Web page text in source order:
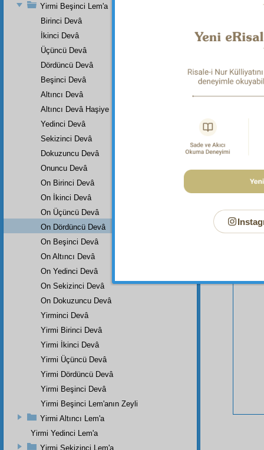
et"
Bu
Yirmi Beşinci Lem'a
Birinci Devâ
İkinci Devâ
Üçüncü Devâ
Dördüncü Devâ
Beşinci Devâ
Altıncı Devâ
Altıncı Devâ Haşiye
Yedinci Devâ
Sekizinci Devâ
Dokuzuncu Devâ
Onuncu Devâ
On Birinci Devâ
On İkinci Devâ
On Üçüncü Devâ
On Dördüncü Devâ
On Beşinci Devâ
On Altıncı Devâ
On Yedinci Devâ
On Sekizinci Devâ
On Dokuzuncu Devâ
Yirminci Devâ
Yirmi Birinci Devâ
Yirmi İkinci Devâ
Yirmi Üçüncü Devâ
Yirmi Dördüncü Devâ
Yirmi Beşinci Devâ
Yirmi Beşinci Lem'anın Zeyli
Yirmi Altıncı Lem'a
Yirmi Yedinci Lem'a
Yirmi Sekizinci Lem'a